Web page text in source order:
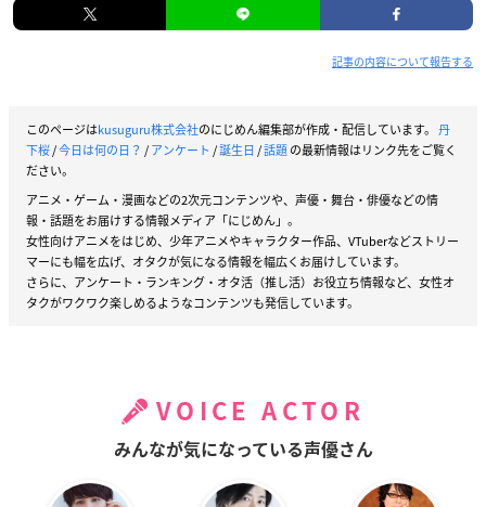
記事の内容について報告する
このページはkusuguru株式会社のにじめん編集部が作成・配信しています。 丹
下桜/今日は何の日？ /アンケート /誕生日/話題の最新情報はリンク先をご覧く
ださい。
アニメ・ゲーム・漫画などの2次元コンテンツや、声優・舞台・俳優などの情
報・話題をお届けする情報メディア「にじめん」。
女性向けアニメをはじめ、少年アニメやキャラクター作品、VTuberなどストリー
マーにも幅を広げ、オタクが気になる情報を幅広くお届けしています。
さらに、アンケート・ランキング・オタ活（推し活）お役立ち情報など、女性オ
タクがワクワク楽しめるようなコンテンツも発信しています。
VOICE ACTOR
みんなが気になっている声優さん